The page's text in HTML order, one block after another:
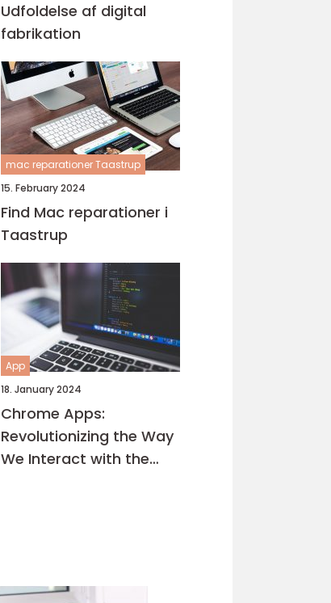
Udfoldelse af digital
fabrikation
mac reparationer Taastrup
15. February 2024
Find Mac reparationer i
Taastrup
App
18. January 2024
Chrome Apps:
Revolutionizing the Way
We Interact with the